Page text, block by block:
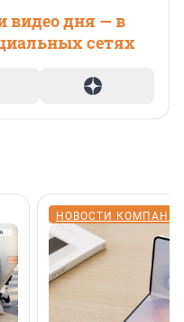
видео дня — в
сетях
НОВОСТИ